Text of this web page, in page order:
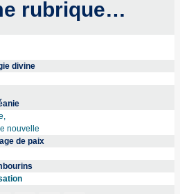
rubrique…
divine
nouvelle
de paix